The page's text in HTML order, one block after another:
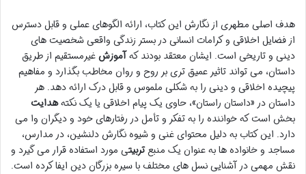
هدف اصلی مطهری از نگارش این کتاب، ارائه الگوهای عملی و قابل دسترس
از فضایل اخلاقی و کرامات انسانی در بستر زندگی واقعی شخصیت های
دینی و تاریخی است. ایشان معتقد بودند کهآموزشغیرمستقیم از طریق
داستان، می تواند تاثیر عمیق تری بر روح و روان مخاطب بگذارد و مفاهیم
پیچیده اخلاقی و دینی را به شکلی ملموس و قابل درک ارائه دهد. هر
داستان در «داستان راستان»، حاوی یک پیام اخلاقی یا یک نکتههدایت
بخش است که خواننده را به تفکر و تأمل در رفتارهای خود و دیگران وا می
دارد. این کتاب به دلیل محتوای غنی و شیوه نگارش دلنشین، در مدارس،
مساجد و خانواده ها به عنوان یک منبعتربیتی مورد استفاده قرار می گیرد و
نقش مهمی در آشنایی نسل های مختلف با سیره بزرگان دین ایفا کرده است.